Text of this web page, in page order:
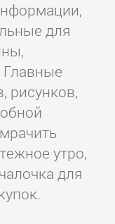
для
рисунков,
утро,
для